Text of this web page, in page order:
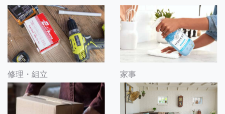
修理・組立 家事